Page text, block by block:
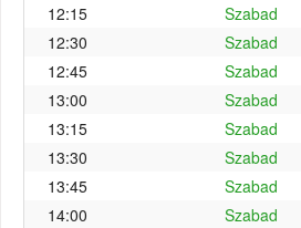
12:15
Szabad
12:30
Szabad
12:45
Szabad
13:00
Szabad
13:15
Szabad
13:30
Szabad
13:45
Szabad
14:00
Szabad